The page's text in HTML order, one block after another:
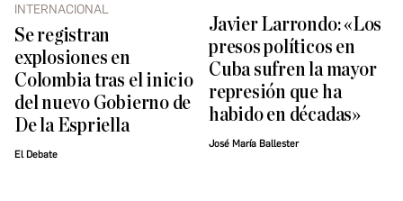
INTERNACIONAL
Se registran
explosiones en
Colombia tras el inicio
del nuevo Gobierno de
De la Espriella
El Debate
Javier Larrondo: «Los
presos políticos en
Cuba sufren la mayor
represión que ha
habido en décadas»
José María Ballester